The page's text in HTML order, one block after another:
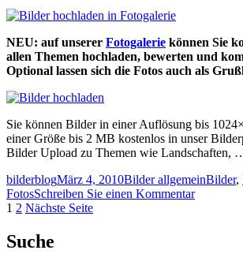
NEU: auf unserer Fotogalerie können Sie
allen Themen hochladen, bewerten und
Optional lassen sich die Fotos auch als
Sie können Bilder in einer Auflösung bis
einer Größe bis 2 MB kostenlos in unser
Bilder Upload zu Themen wie Landschaften,
Autor
bilderblogVeröffentlicht
am
März 4, 2010Kategorien
Bilder allgemeinBilder,
FotosSchreiben Sie einen Kommentarzu
Seitennummerierung
der
Beiträge
Seite
1 Seite
2 Nächste Seite
Suche